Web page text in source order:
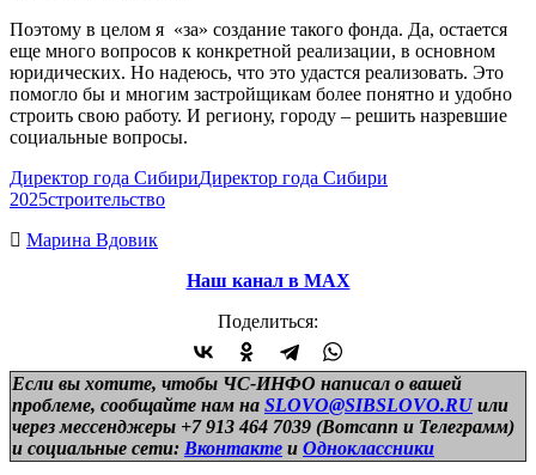
Поэтому в целом я «за» создание такого фонда. Да, остается
еще много вопросов к конкретной реализации, в основном
юридических. Но надеюсь, что это удастся реализовать. Это
помогло бы и многим застройщикам более понятно и удобно
строить свою работу. И региону, городу – решить назревшие
социальные вопросы.
Директор года СибириДиректор года Сибири
2025строительство
Марина Вдовик
Наш канал в МАХ
Поделиться:
Если вы хотите, чтобы ЧС-ИНФО написал о вашей
проблеме, сообщайте нам на SLOVO@SIBSLOVO.RU или
через мессенджеры +7 913 464 7039 (Вотсапп и Телеграмм)
и социальные сети: Вконтакте и Одноклассники